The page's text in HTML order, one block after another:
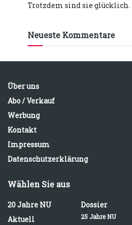
Trotzdem sind sie glücklich.
Neueste Kommentare
Über uns
Abo / Verkauf
Werbung
Kontakt
Impressum
Datenschutzerklärung
Wählen Sie aus
20 Jahre NU
Aktuell
Dossier
25 Jahre NU